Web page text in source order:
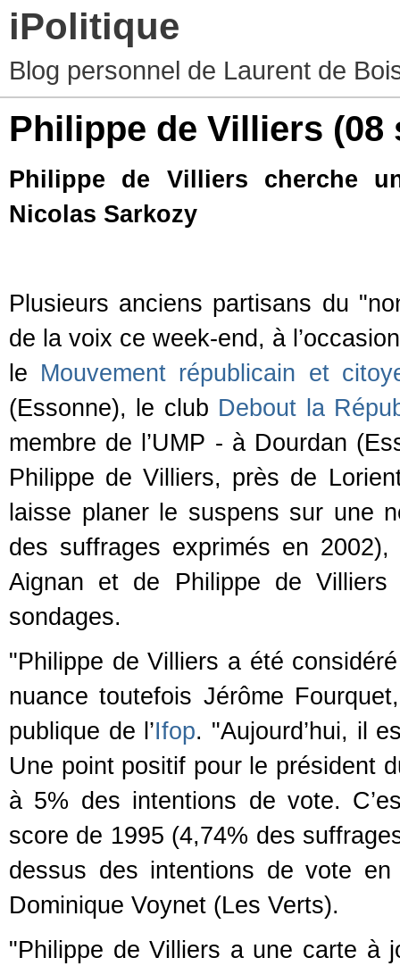
iPolitique
Blog personnel de Laurent de
Philippe de Villiers (08
Philippe de Villiers cherche
Nicolas Sarkozy
Plusieurs anciens partisans du
de la voix ce week-end, à
le Mouvement républicain et
(Essonne), le club Debout la
membre de l’UMP - à Dourdan
Philippe de Villiers, près de
laisse planer le suspens sur une
des suffrages exprimés en
Aignan et de Philippe de
sondages.
"Philippe de Villiers a été
nuance toutefois Jérôme
publique de l’Ifop. "Aujourd’hui, il
Une point positif pour le président
à 5% des intentions de vote.
score de 1995 (4,74% des
dessus des intentions de vote
Dominique Voynet (Les Verts).
"Philippe de Villiers a une carte à